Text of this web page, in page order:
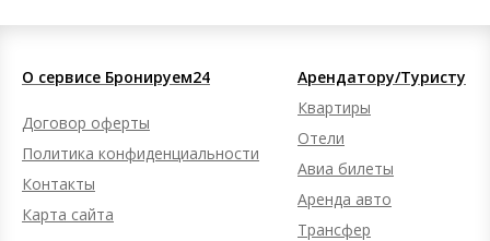
О сервисе Бронируем24
Договор оферты
Политика конфиденциальности
Контакты
Карта сайта
Арендатору/Туристу
Квартиры
Отели
Авиа билеты
Аренда авто
Трансфер